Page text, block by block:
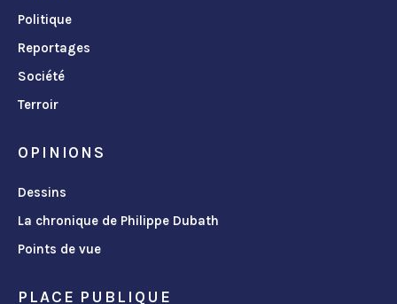
Politique
Reportages
Société
Terroir
OPINIONS
Dessins
La chronique de Philippe Dubath
Points de vue
PLACE PUBLIQUE